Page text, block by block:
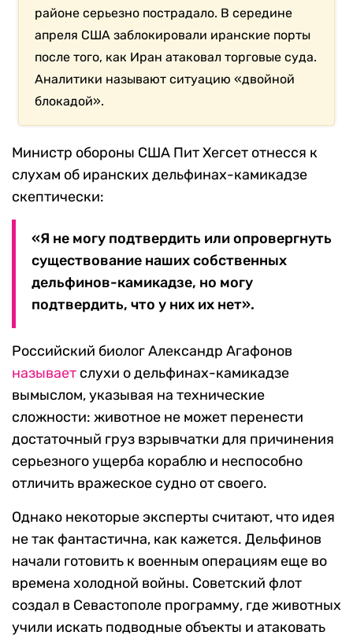
районе серьезно пострадало. В середине
апреля США заблокировали иранские порты
после того, как Иран атаковал торговые суда.
Аналитики называют ситуацию «двойной
блокадой».
Министр обороны США Пит Хегсет отнесся к
слухам об иранских дельфинах-камикадзе
скептически:
«Я не могу подтвердить или опровергнуть
существование наших собственных
дельфинов-камикадзе, но могу
подтвердить, что у них их нет».
Российский биолог Александр Агафонов
называет слухи о дельфинах-камикадзе
вымыслом, указывая на технические
сложности: животное не может перенести
достаточный груз взрывчатки для причинения
серьезного ущерба кораблю и неспособно
отличить вражеское судно от своего.
Однако некоторые эксперты считают, что идея
не так фантастична, как кажется. Дельфинов
начали готовить к военным операциям еще во
времена холодной войны. Советский флот
создал в Севастополе программу, где животных
учили искать подводные объекты и атаковать